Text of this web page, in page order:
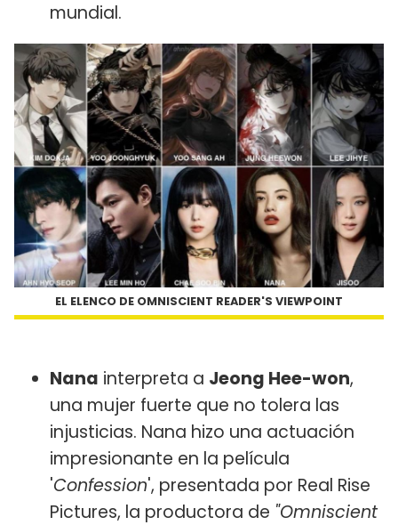
mundial.
EL ELENCO DE OMNISCIENT READER'S VIEWPOINT
Nana interpreta a Jeong Hee-won,
una mujer fuerte que no tolera las
injusticias. Nana hizo una actuación
impresionante en la película
'Confession', presentada por Real Rise
Pictures, la productora de "Omniscient